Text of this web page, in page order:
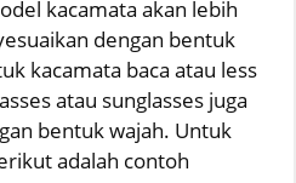
kacamata akan lebih
dengan bentuk
kacamata baca atau less
atau sunglasses juga
bentuk wajah. Untuk
adalah contoh